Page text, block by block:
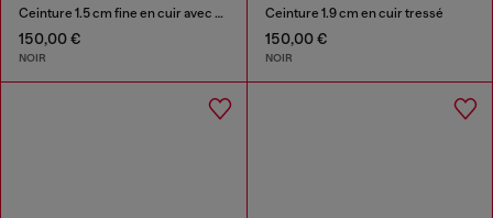
Ceinture 1.5 cm fine en cuir avec charme Oval D
150,00 €
NOIR
Ceinture 1.9 cm en cuir tressé
150,00 €
NOIR